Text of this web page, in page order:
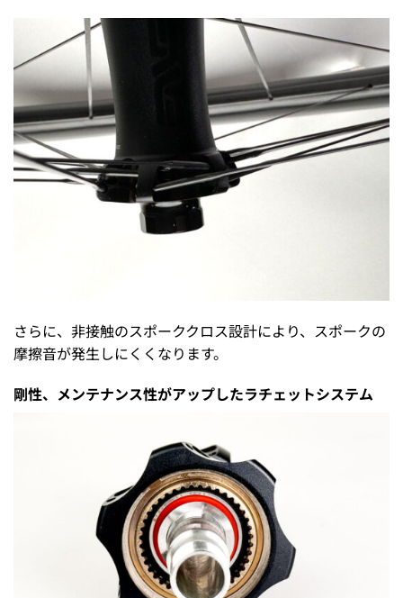
さらに、非接触のスポーククロス設計により、スポークの
摩擦音が発生しにくくなります。
剛性、メンテナンス性がアップしたラチェットシステム